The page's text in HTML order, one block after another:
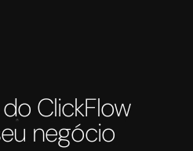
ClickFlow
negócio